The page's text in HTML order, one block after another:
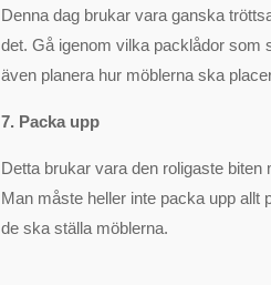
Denna dag brukar vara ganska
det. Gå igenom vilka packlådor som
även planera hur möblerna ska
7. Packa upp
Detta brukar vara den roligaste
Man måste heller inte packa upp allt
de ska ställa möblerna.